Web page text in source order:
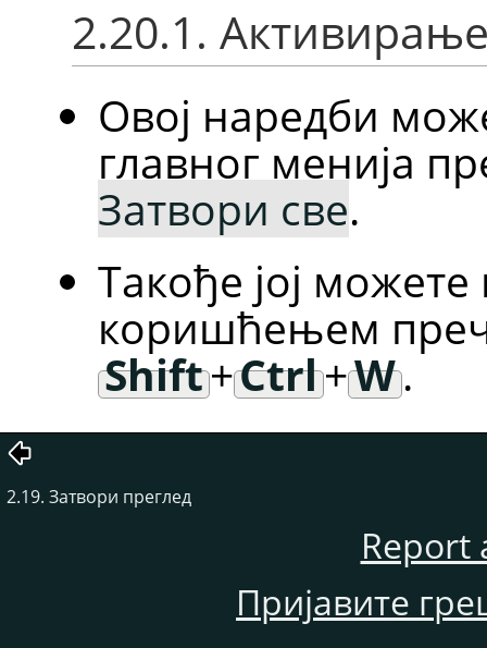
2.20.1.
Овој наредби
главног менија
Затвори све.
Такође јој
коришћењем
Shift+Ctrl+W.
2.19. Затвори преглед
Report
Пријавите